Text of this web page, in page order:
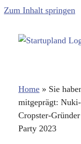
Zum Inhalt springen
Home » Sie
mitgeprägt:
Cropster-
Party 2023